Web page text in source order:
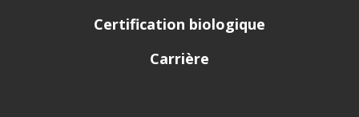
Certification biologique
Carrière